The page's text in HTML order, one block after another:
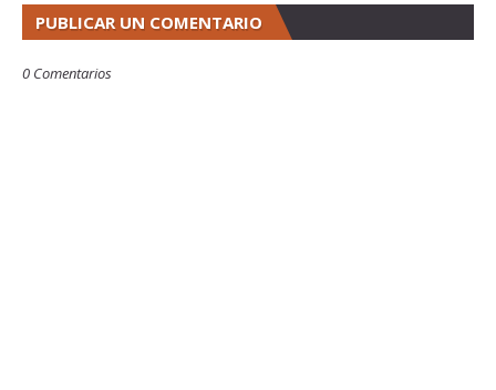
PUBLICAR UN COMENTARIO
0 Comentarios